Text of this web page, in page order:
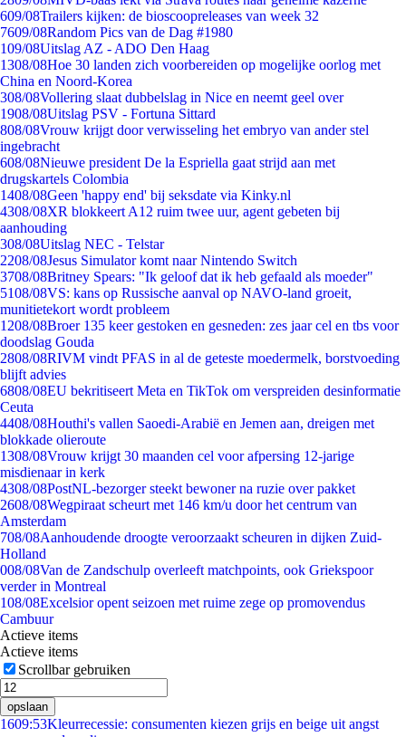
609/08Trailers kijken: de bioscoopreleases van week 32
7609/08Random Pics van de Dag #1980
109/08Uitslag AZ - ADO Den Haag
1308/08Hoe 30 landen zich voorbereiden op mogelijke oorlog met
China en Noord-Korea
308/08Vollering slaat dubbelslag in Nice en neemt geel over
1908/08Uitslag PSV - Fortuna Sittard
808/08Vrouw krijgt door verwisseling het embryo van ander stel
ingebracht
608/08Nieuwe president De la Espriella gaat strijd aan met
drugskartels Colombia
1408/08Geen 'happy end' bij seksdate via Kinky.nl
4308/08XR blokkeert A12 ruim twee uur, agent gebeten bij
aanhouding
308/08Uitslag NEC - Telstar
2208/08Jesus Simulator komt naar Nintendo Switch
3708/08Britney Spears: "Ik geloof dat ik heb gefaald als moeder"
5108/08VS: kans op Russische aanval op NAVO-land groeit,
munitietekort wordt probleem
1208/08Broer 135 keer gestoken en gesneden: zes jaar cel en tbs voor
doodslag Gouda
2808/08RIVM vindt PFAS in al de geteste moedermelk, borstvoeding
blijft advies
6808/08EU bekritiseert Meta en TikTok om verspreiden desinformatie
Ceuta
4408/08Houthi's vallen Saoedi-Arabië en Jemen aan, dreigen met
blokkade olieroute
1308/08Vrouw krijgt 30 maanden cel voor afpersing 12-jarige
misdienaar in kerk
4308/08PostNL-bezorger steekt bewoner na ruzie over pakket
2608/08Wegpiraat scheurt met 146 km/u door het centrum van
Amsterdam
708/08Aanhoudende droogte veroorzaakt scheuren in dijken Zuid-
Holland
008/08Van de Zandschulp overleeft matchpoints, ook Griekspoor
verder in Montreal
108/08Excelsior opent seizoen met ruime zege op promovendus
Cambuur
Actieve items
Actieve items
Scrollbar gebruiken
opslaan
1609:53Kleurrecessie: consumenten kiezen grijs en beige uit angst